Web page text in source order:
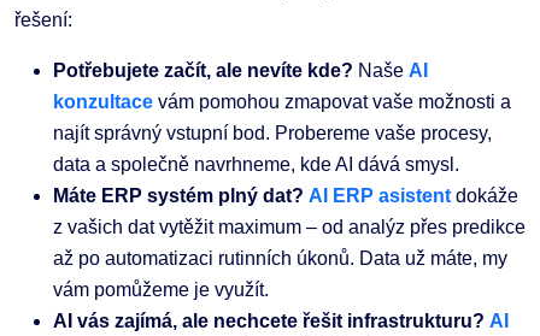
řešení:
Potřebujete začít, ale nevíte kde? Naše AI
konzultace vám pomohou zmapovat vaše možnosti a
najít správný vstupní bod. Probereme vaše procesy,
data a společně navrhneme, kde AI dává smysl.
Máte ERP systém plný dat? AI ERP asistent dokáže
z vašich dat vytěžit maximum – od analýz přes predikce
až po automatizaci rutinních úkonů. Data už máte, my
vám pomůžeme je využít.
AI vás zajímá, ale nechcete řešit infrastrukturu? AI